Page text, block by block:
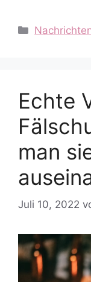
Kategorien
Echte
man
Juli 10, 2022